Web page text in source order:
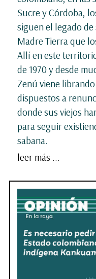
Sucre y Córdoba,
siguen el legado
Madre Tierra que
Allí en este
de 1970 y desde
Zenú viene
dispuestos a
donde sus viejos
para seguir
sabana.
leer más ...